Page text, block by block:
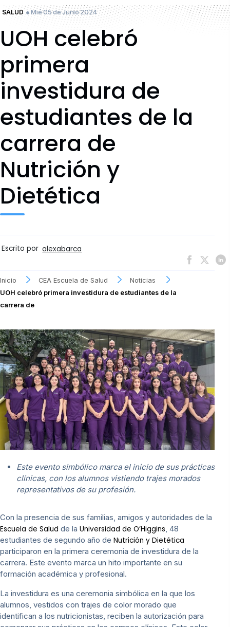
SALUD ● Mié 05 de Junio 2024
UOH celebró
primera
investidura de
estudiantes de la
carrera de
Nutrición y
Dietética
Escrito por alexabarca
Inicio CEA Escuela de Salud
Noticias
UOH celebró primera investidura de estudiantes de la
carrera de
Este evento simbólico marca el inicio de sus prácticas
clínicas, con los alumnos vistiendo trajes morados
representativos de su profesión.
Con la presencia de sus familias, amigos y autoridades de la
Escuela de Salud de la Universidad de O’Higgins , 48
estudiantes de segundo año de Nutrición y Dietética
participaron en la primera ceremonia de investidura de la
carrera. Este evento marca un hito importante en su
formación académica y profesional.
La investidura es una ceremonia simbólica en la que los
alumnos, vestidos con trajes de color morado que
identifican a los nutricionistas, reciben la autorización para